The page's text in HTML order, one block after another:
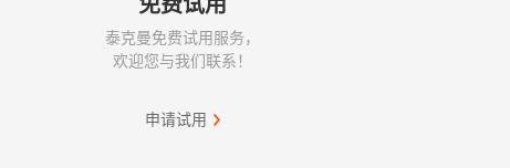
泰克曼免费试用服务，
欢迎您与我们联系！
申请试用